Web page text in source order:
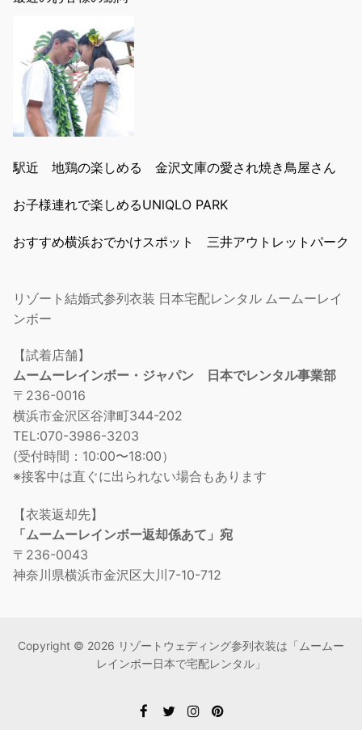
駅近 地鶏の楽しめる 金沢文庫の愛され焼き鳥屋さん
お子様連れで楽しめるUNlQLO PARK
おすすめ横浜おでかけスポット 三井アウトレットパーク
リゾート結婚式参列衣装 日本宅配レンタル ムームーレイ
ンボー
【試着店舗】
ムームーレインボー・ジャパン 日本でレンタル事業部
〒236-0016
横浜市金沢区谷津町344-202
TEL:070-3986-3203
(受付時間：10:00〜18:00）
※接客中は直ぐに出られない場合もあります
【衣装返却先】
「ムームーレインボー返却係あて」宛
〒236-0043
神奈川県横浜市金沢区大川7-10-712
Copyright © 2026 リゾートウェディング参列衣装は「ムームー
レインボー日本で宅配レンタル」